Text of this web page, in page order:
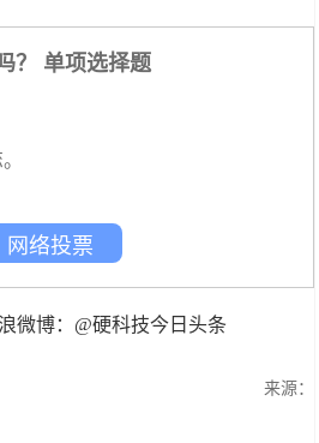
？ 单项选择题
网络投票
微博：@硬科技今日头条
来源：